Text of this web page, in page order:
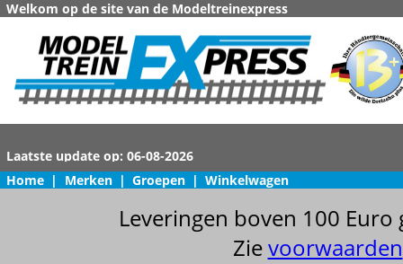
Welkom op de site van de Modeltreinexpress
Home | Merken | Groepen | Winkelwagen
Leveringen boven 100
Zievoorwaarden